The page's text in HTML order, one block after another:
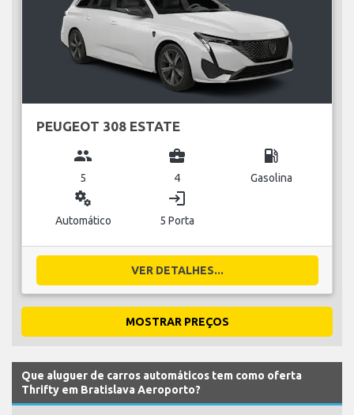
PEUGEOT 308 ESTATE
group
5
business_center
4
local_gas_station
Gasolina
miscellaneous_services
Automático
login
5 Porta
VER DETALHES...
MOSTRAR PREÇOS
Que aluguer de carros automáticos tem como oferta
Thrifty em Bratislava Aeroporto?